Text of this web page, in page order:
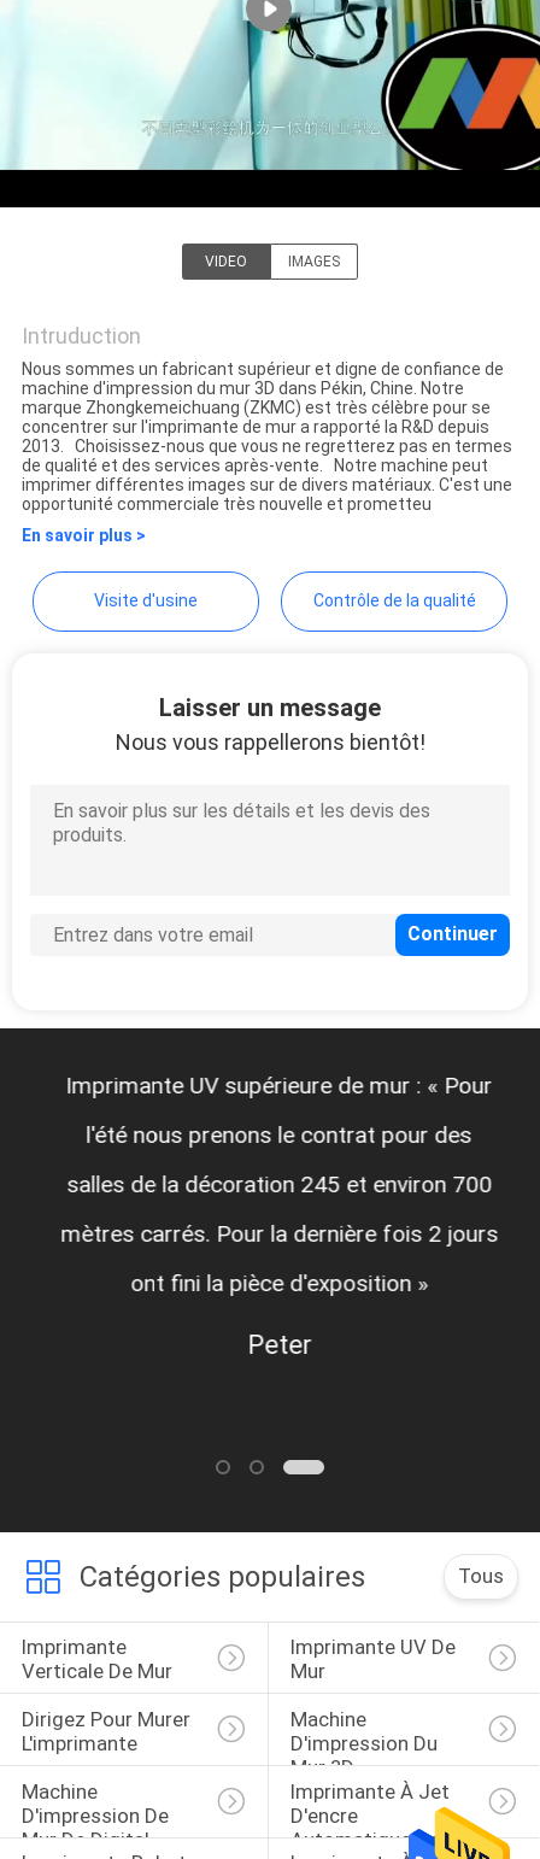
PLAN
DU
SITE
PRIVACY
POLICY
Science And Technology Ltd.
VIDEO IMAGES
Intruduction
Nous sommes un fabricant supérieur et digne de confiance de
machine d'impression du mur 3D dans Pékin, Chine. Notre
marque Zhongkemeichuang (ZKMC) est très célèbre pour se
concentrer sur l'imprimante de mur a rapporté la R&D depuis
2013. Choisissez-nous que vous ne regretterez pas en termes
de qualité et des services après-vente. Notre machine peut
imprimer différentes images sur de divers matériaux. C'est une
opportunité commerciale très nouvelle et prometteu
En savoir plus >
Visite d'usine Contrôle de la qualité
Laisser un message
Nous vous rappellerons bientôt!
Imprimante UV supérieure de mur : « Pour
l'été nous prenons le contrat pour des
salles de la décoration 245 et environ 700
mètres carrés. Pour la dernière fois 2 jours
ont fini la pièce d'exposition »
Peter
Catégories populaires Tous
Imprimante
Verticale De Mur
Imprimante UV De
Mur
Dirigez Pour Murer
L'imprimante
Machine
D'impression Du
Mur 3D
Machine
D'impression De
Mur De Digital
Imprimante À Jet
D'encre
Automatique De Mur